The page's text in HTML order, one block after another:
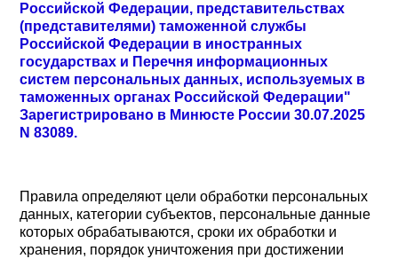
Российской Федерации, представительствах
(представителями) таможенной службы
Российской Федерации в иностранных
государствах и Перечня информационных
систем персональных данных, используемых в
таможенных органах Российской Федерации"
Зарегистрировано в Минюсте России 30.07.2025
N 83089.
Правила определяют цели обработки персональных
данных, категории субъектов, персональные данные
которых обрабатываются, сроки их обработки и
хранения, порядок уничтожения при достижении